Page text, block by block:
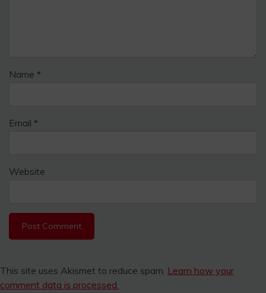
Name *
Email *
Website
This site uses Akismet to reduce spam. Learn how your
comment data is processed.